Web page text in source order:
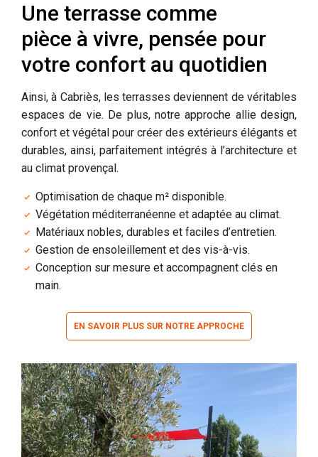
Une terrasse comme
pièce à vivre, pensée pour
votre confort au quotidien
Ainsi, à Cabriès, les terrasses deviennent de véritables
espaces de vie. De plus, notre approche allie design,
confort et végétal pour créer des extérieurs élégants et
durables, ainsi, parfaitement intégrés à l’architecture et
au climat provençal.
Optimisation de chaque m² disponible.
Végétation méditerranéenne et adaptée au climat.
Matériaux nobles, durables et faciles d’entretien.
Gestion de ensoleillement et des vis-à-vis.
Conception sur mesure et accompagnent clés en
main.
EN SAVOIR PLUS SUR NOTRE APPROCHE